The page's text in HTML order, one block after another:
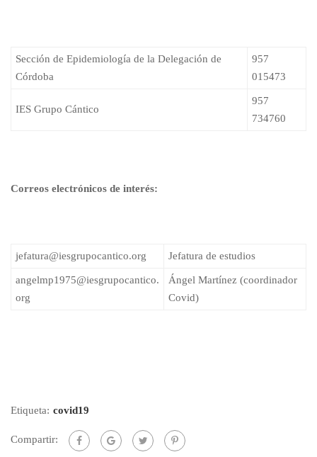
Sección de Epidemiología de la Delegación de
Córdoba
957
015473
IES Grupo Cántico
957
734760
Correos electrónicos de interés:
jefatura@iesgrupocantico.org Jefatura de estudios
angelmp1975@iesgrupocantico.
org
Ángel Martínez (coordinador
Covid)
Etiqueta: covid19
Compartir: